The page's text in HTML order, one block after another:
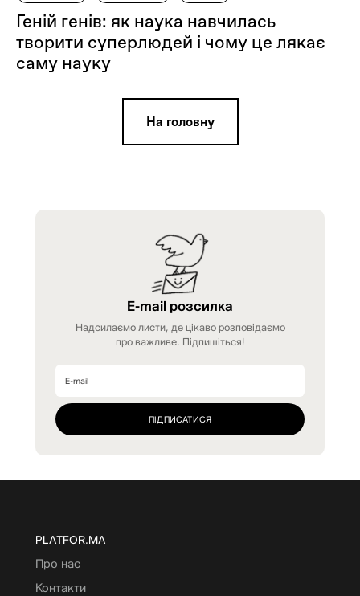
Геній генів: як наука навчилась
творити суперлюдей і чому це лякає
саму науку
На головну
E-mail розсилка
Надсилаємо листи, де цікаво розповідаємо
про важливе. Підпишіться!
PLATFOR.MA
Про нас
Контакти